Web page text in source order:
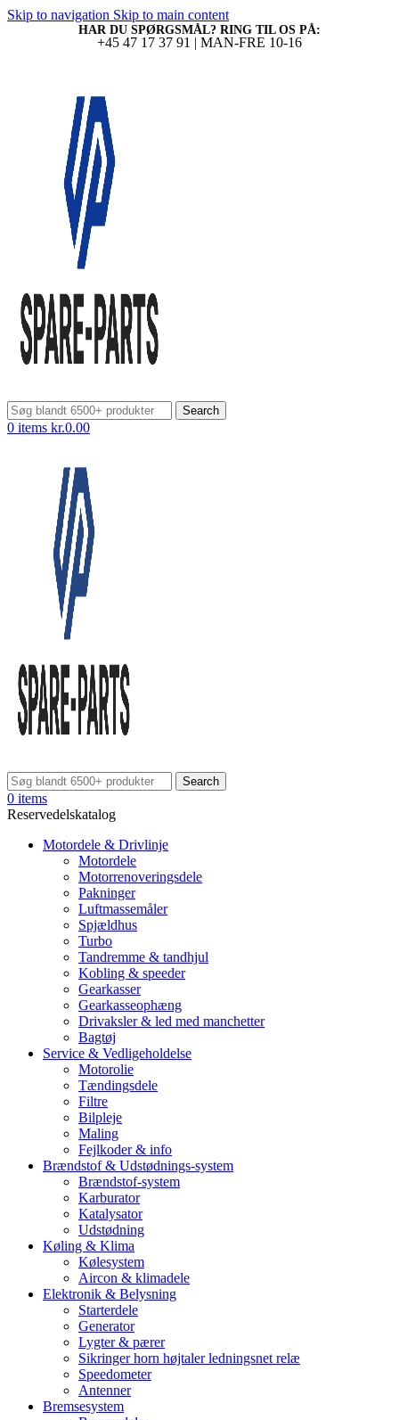
Skip to navigation Skip to main content
HAR DU SPØRGSMÅL? RING TIL OS PÅ:
+45 47 17 37 91 | MAN-FRE 10-16
Search
0 items kr.0.00
Search
0 items
Reservedelskatalog
Motordele & Drivlinje
Motordele
Motorrenoveringsdele
Pakninger
Luftmassemåler
Spjældhus
Turbo
Tandremme & tandhjul
Kobling & speeder
Gearkasser
Gearkasseophæng
Drivaksler & led med manchetter
Bagtøj
Service & Vedligeholdelse
Motorolie
Tændingsdele
Filtre
Bilpleje
Maling
Fejlkoder & info
Brændstof & Udstødnings-system
Brændstof-system
Karburator
Katalysator
Udstødning
Køling & Klima
Kølesystem
Aircon & klimadele
Elektronik & Belysning
Starterdele
Generator
Lygter & pærer
Sikringer horn højtaler ledningsnet relæ
Speedometer
Antenner
Bremsesystem